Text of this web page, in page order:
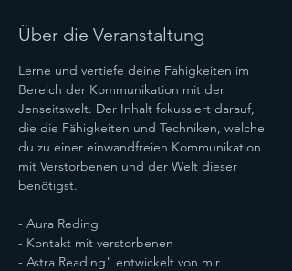
Über die Veranstaltung
Lerne und vertiefe deine Fähigkeiten im
Bereich der Kommunikation mit der
Jenseitswelt. Der Inhalt fokussiert darauf,
die die Fähigkeiten und Techniken, welche
du zu einer einwandfreien Kommunikation
mit Verstorbenen und der Welt dieser
benötigst.
- Aura Reding
- Kontakt mit verstorbenen
- Astra Reading" entwickelt von mir